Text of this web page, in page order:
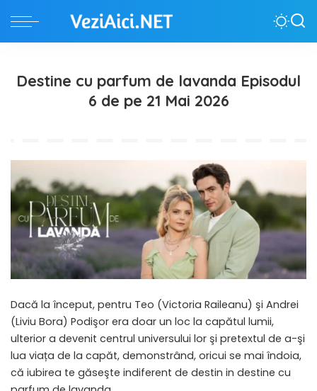
Destine cu parfum de lavanda Episodul
6 de pe 21 Mai 2026
Dacă la început, pentru Teo (Victoria Raileanu) şi Andrei
(Liviu Bora) Podişor era doar un loc la capătul lumii,
ulterior a devenit centrul universului lor şi pretextul de a-şi
lua viața de la capăt, demonstrând, oricui se mai îndoia,
că iubirea te găseşte indiferent de destin in destine cu